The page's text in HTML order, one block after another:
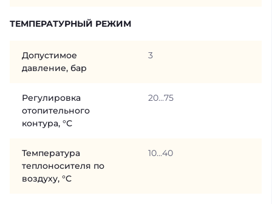
ТЕМПЕРАТУРНЫЙ РЕЖИМ
Допустимое
давление, бар
3
Регулировка
отопительного
контура, °С
20...75
Температура
теплоносителя по
воздуху, °C
10...40